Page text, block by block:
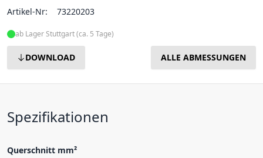
Artikel-Nr: 73220203
ab Lager Stuttgart (ca. 5 Tage)
DOWNLOAD ALLE ABMESSUNGEN
Spezifikationen
Querschnitt mm²